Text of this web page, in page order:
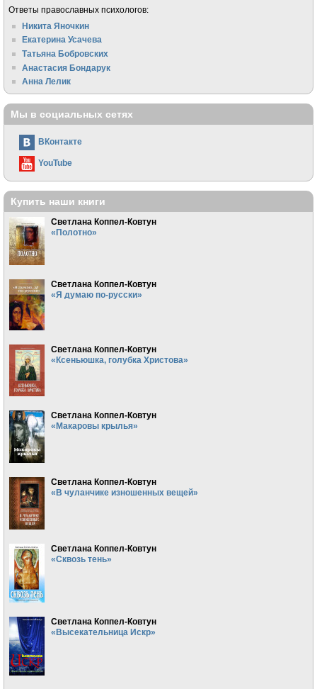
Ответы православных психологов:
Никита Яночкин
Екатерина Усачева
Татьяна Бобровских
Анастасия Бондарук
Анна Лелик
Мы в социальных сетях
ВКонтакте
YouTube
Купить наши книги
Светлана Коппел-Ковтун
«Полотно»
Светлана Коппел-Ковтун
«Я думаю по-русски»
Светлана Коппел-Ковтун
«Ксеньюшка, голубка Христова»
Светлана Коппел-Ковтун
«Макаровы крылья»
Светлана Коппел-Ковтун
«В чуланчике изношенных вещей»
Светлана Коппел-Ковтун
«Сквозь тень»
Светлана Коппел-Ковтун
«Высекательница Искр»